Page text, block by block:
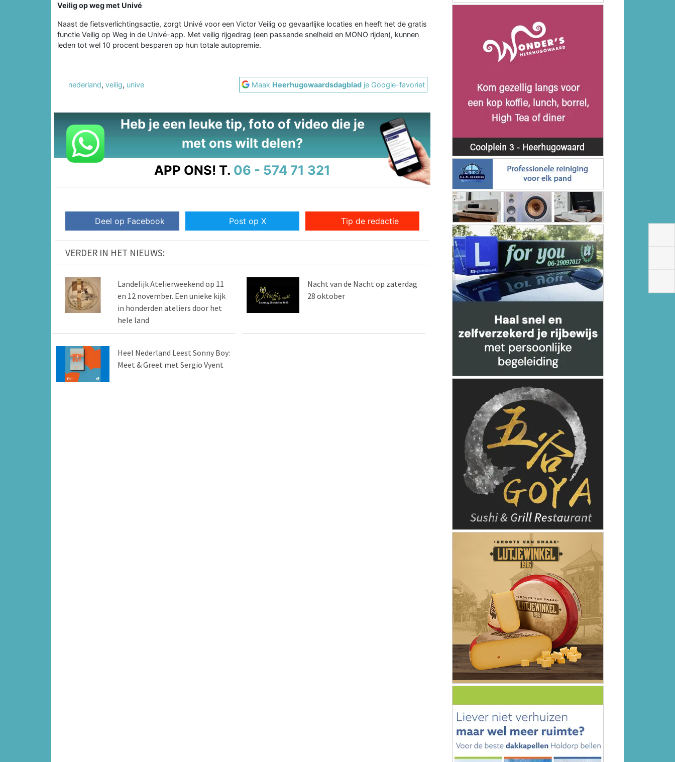
Veilig op weg met Univé
Naast de fietsverlichtingsactie, zorgt Univé voor een Victor Veilig op gevaarlijke locaties en heeft het de gratis
functie Veilig op Weg in de Univé-app. Met veilig rijgedrag (een passende snelheid en MONO rijden), kunnen
leden tot wel 10 procent besparen op hun totale autopremie.
nederland, veilig, unive Maak Heerhugowaardsdagblad je Google-favoriet
Heb je een leuke tip, foto of video die je
met ons wilt delen?
APP ONS! T. 06 - 574 71 321
Deel op Facebook Post op X Tip de redactie
VERDER IN HET NIEUWS:
Landelijk Atelierweekend op 11
en 12 november. Een unieke kijk
in honderden ateliers door het
hele land
Nacht van de Nacht op zaterdag
28 oktober
Heel Nederland Leest Sonny Boy:
Meet & Greet met Sergio Vyent